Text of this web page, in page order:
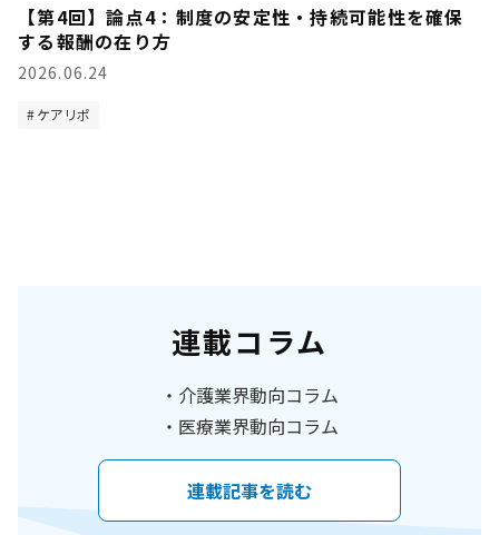
【第4回】論点4：制度の安定性・持続可能性を確保
する報酬の在り方
2026.06.24
ケアリポ
連載コラム
介護業界動向コラム
医療業界動向コラム
連載記事を読む